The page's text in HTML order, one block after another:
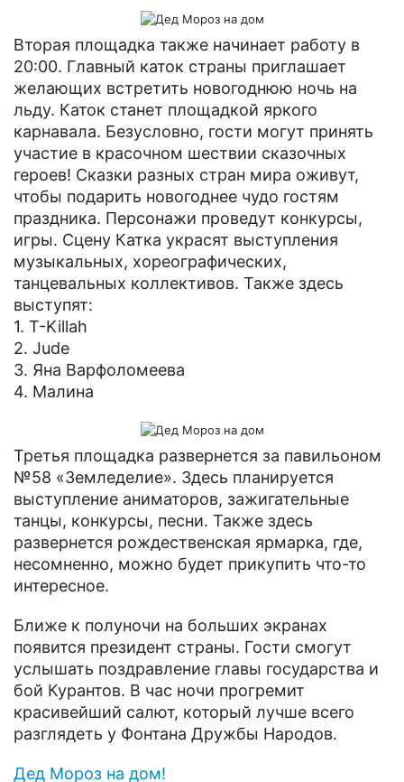
Вторая площадка также начинает работу в
20:00. Главный каток страны приглашает
желающих встретить новогоднюю ночь на
льду. Каток станет площадкой яркого
карнавала. Безусловно, гости могут принять
участие в красочном шествии сказочных
героев! Сказки разных стран мира оживут,
чтобы подарить новогоднее чудо гостям
праздника. Персонажи проведут конкурсы,
игры. Сцену Катка украсят выступления
музыкальных, хореографических,
танцевальных коллективов. Также здесь
выступят:
1. T-Killah
2. Jude
3. Яна Варфоломеева
4. Малина
Третья площадка развернется за павильоном
№58 «Земледелие». Здесь планируется
выступление аниматоров, зажигательные
танцы, конкурсы, песни. Также здесь
развернется рождественская ярмарка, где,
несомненно, можно будет прикупить что-то
интересное.
Ближе к полуночи на больших экранах
появится президент страны. Гости смогут
услышать поздравление главы государства и
бой Курантов. В час ночи прогремит
красивейший салют, который лучше всего
разглядеть у Фонтана Дружбы Народов.
Дед Мороз на дом!